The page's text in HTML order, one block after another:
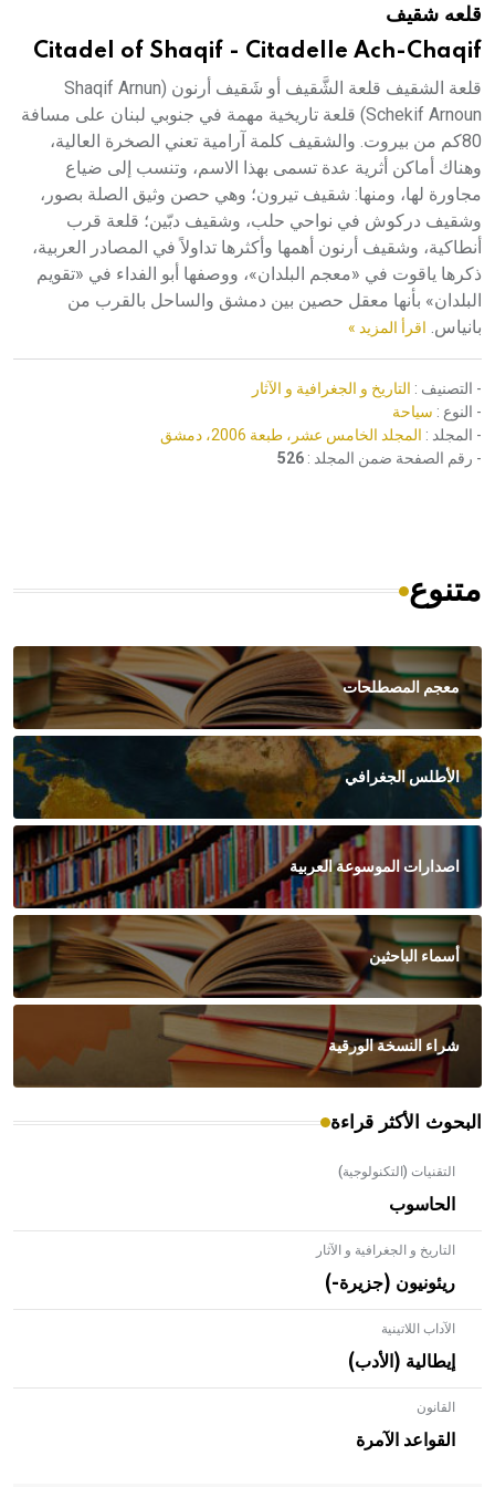
هيئة الموسوعة العربية تطلق موسوعات جديدة في عام 2026قلعه شقيف
Citadel of Shaqif - Citadelle Ach-Chaqif
قلعة الشقيف قلعة الشَّقيف أو شَقيف أرنون Shaqif Arnun)
Schekif Arnoun) قلعة تاريخية مهمة في جنوبي لبنان على مسافة
80كم من بيروت. والشقيف كلمة آرامية تعني الصخرة العالية،
وهناك أماكن أثرية عدة تسمى بهذا الاسم، وتنسب إلى ضياع
مجاورة لها، ومنها: شقيف تيرون؛ وهي حصن وثيق الصلة بصور،
وشقيف دركوش في نواحي حلب، وشقيف دبّين؛ قلعة قرب
أنطاكية، وشقيف أرنون أهمها وأكثرها تداولاً في المصادر العربية،
ذكرها ياقوت في «معجم البلدان»، ووصفها أبو الفداء في «تقويم
البلدان» بأنها معقل حصين بين دمشق والساحل بالقرب من
بانياس. اقرأ المزيد »
- التصنيف : التاريخ و الجغرافية و الآثار
- النوع : سياحة
- المجلد : المجلد الخامس عشر، طبعة 2006، دمشق
- رقم الصفحة ضمن المجلد : 526
متنوع
معجم المصطلحات
الأطلس الجغرافي
اصدارات الموسوعة العربية
أسماء الباحثين
شراء النسخة الورقية
البحوث الأكثر قراءة
التقنيات (التكنولوجية)
الحاسوب
التاريخ و الجغرافية و الآثار
ريئونيون (جزيرة-)
الآداب اللاتينية
إيطالية (الأدب)
القانون
القواعد الآمرة
- هل تعلم أن الأبلق نوع من الفنون الهندسية التي ارتبطت
بالعمارة الإسلامية في بلاد الشام ومصر خاصة، حيث يحرص
المعمار على بناء مداميكه وخاصة في الواجهات